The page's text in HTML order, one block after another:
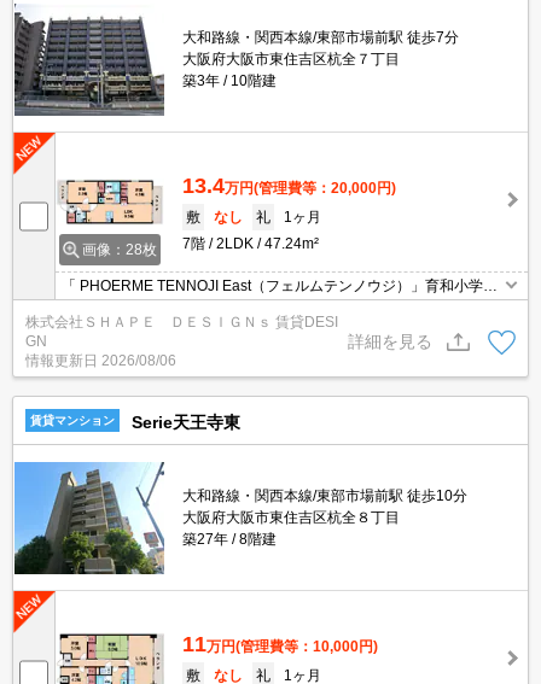
大和路線・関西本線/東部市場前駅 徒歩7分
大阪府大阪市東住吉区杭全７丁目
築3年
10階建
画像：28枚
13.4万円(管理費等：20,000円)
敷
なし 礼
1ヶ月
7階
2LDK 47.24m²
「 PHOERME TENNOJI East（フェルムテンノウジ）」育和小学校
区！ 浴室乾燥機・追い炊き・Wi-Fi無料など充実の設備！ペット飼
育可能で屋上にドッグランを設置しております！
株式会社ＳＨＡＰＥ ＤＥＳＩＧＮｓ 賃貸DESI
GN
情報更新日 2026/08/06
詳細を見る
賃貸マンション Serie天王寺東
大和路線・関西本線/東部市場前駅 徒歩10分
大阪府大阪市東住吉区杭全８丁目
築27年
8階建
11万円(管理費等：10,000円)
敷
なし 礼
1ヶ月